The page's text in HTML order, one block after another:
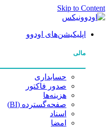
Skip to Content
اپلیکیشن‌های اودوو
مالی
حسابداری
صدور فاکتور
هزینه‌ها
صفحه‌گسترده (BI)
اسناد
امضا